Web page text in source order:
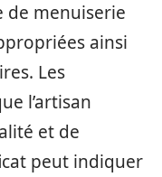
de menuiserie
ainsi
Les
l’artisan
et de
peut indiquer